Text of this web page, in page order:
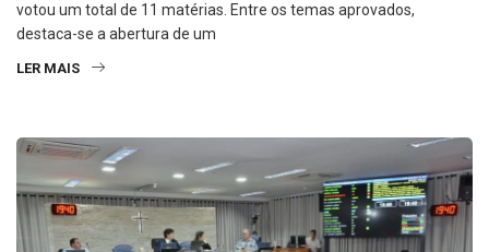
votou um total de 11 matérias. Entre os temas aprovados,
destaca-se a abertura de um
LER MAIS